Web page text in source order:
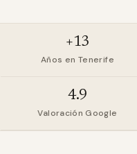
+13
Años en Tenerife
4.9
Valoración Google